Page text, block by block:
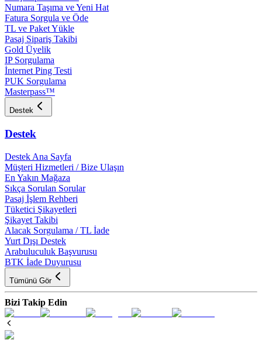
Numara Taşıma ve Yeni Hat
Fatura Sorgula ve Öde
TL ve Paket Yükle
Pasaj Sipariş Takibi
Gold Üyelik
IP Sorgulama
İnternet Ping Testi
PUK Sorgulama
Masterpass™
Destek
Destek
Destek Ana Sayfa
Müşteri Hizmetleri / Bize Ulaşın
En Yakın Mağaza
Sıkça Sorulan Sorular
Pasaj İşlem Rehberi
Tüketici Şikayetleri
Şikayet Takibi
Alacak Sorgulama / TL İade
Yurt Dışı Destek
Arabuluculuk Başvurusu
BTK İade Duyurusu
Tümünü Gör
Bizi Takip Edin